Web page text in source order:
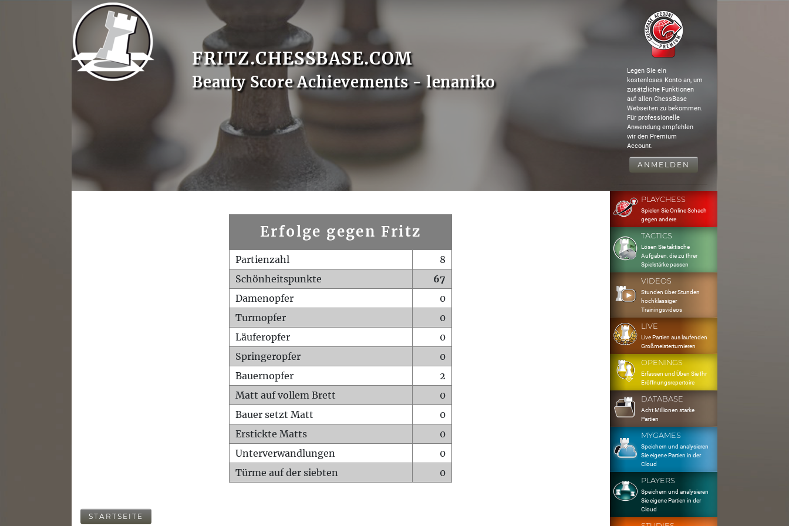
FRITZ.CHESSBASE.COM
Beauty Score Achievements - lenaniko
Legen Sie ein
kostenloses Konto an, um
zusätzliche Funktionen
auf allen ChessBase
Webseiten zu bekommen.
Für professionelle
Anwendung empfehlen
wir den Premium
Account.
ANMELDEN
Erfolge gegen Fritz
Partienzahl
8
Schönheitspunkte
67
Damenopfer
0
Turmopfer
0
Läuferopfer
0
Springeropfer
0
Bauernopfer
2
Matt auf vollem Brett
0
Bauer setzt Matt
0
Erstickte Matts
0
Unterverwandlungen
0
Türme auf der siebten
0
STARTSEITE
PLAYCHESS
Spielen Sie Online Schach
gegen andere
TACTICS
Lösen Sie taktische
Aufgaben, die zu Ihrer
Spielstärke passen
VIDEOS
Stunden über Stunden
hochklassiger
Trainingsvideos
LIVE
Live Partien aus laufenden
Großmeisterturnieren
OPENINGS
Erfassen und Üben Sie Ihr
Eröffnungsrepertoire
DATABASE
Acht Millionen starke
Partien
MYGAMES
Speichern und analysieren
Sie eigene Partien in der
Cloud
PLAYERS
Speichern und analysieren
Sie eigene Partien in der
Cloud